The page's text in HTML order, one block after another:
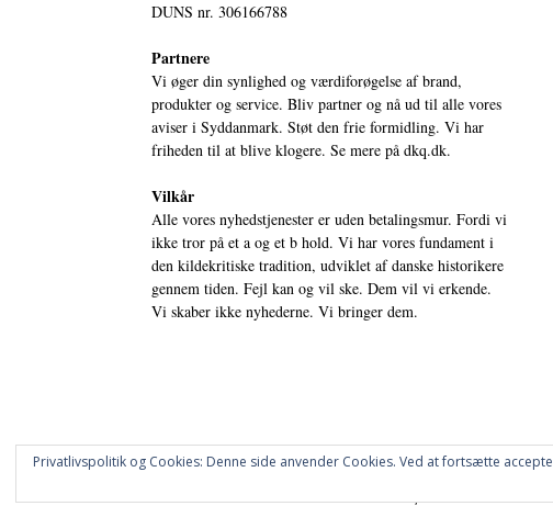
DUNS nr. 306166788
Partnere
Vi øger din synlighed og værdiforøgelse af brand,
produkter og service. Bliv partner og nå ud til alle vores
aviser i Syddanmark. Støt den frie formidling. Vi har
friheden til at blive klogere. Se mere på dkq.dk.
Vilkår
Alle vores nyhedstjenester er uden betalingsmur. Fordi vi
ikke tror på et a og et b hold. Vi har vores fundament i
den kildekritiske tradition, udviklet af danske historikere
gennem tiden. Fejl kan og vil ske. Dem vil vi erkende.
Vi skaber ikke nyhederne. Vi bringer dem.
© DANSKE DIGITALE MEDIER A/S - NYHEDER, ANALYSER OG
Privatlivspolitik og Cookies: Denne side anvender Cookies. Ved at fortsætte